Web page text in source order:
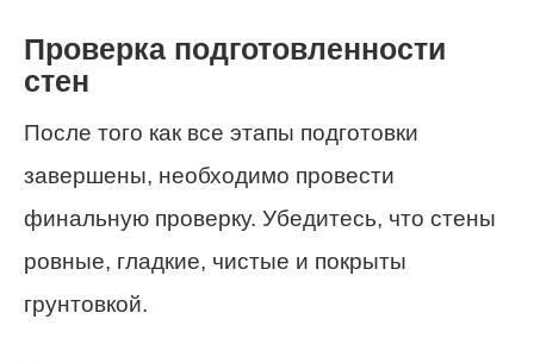
Проверка подготовленности
стен
После того как все этапы подготовки
завершены, необходимо провести
финальную проверку. Убедитесь, что стены
ровные, гладкие, чистые и покрыты
грунтовкой.